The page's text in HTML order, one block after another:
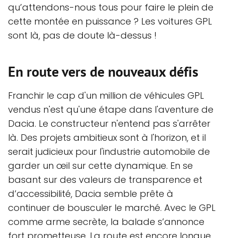
qu’attendons-nous tous pour faire le plein de
cette montée en puissance ? Les voitures GPL
sont là, pas de doute là-dessus !
En route vers de nouveaux défis
Franchir le cap d'un million de véhicules GPL
vendus n'est qu'une étape dans l'aventure de
Dacia. Le constructeur n'entend pas s'arrêter
là. Des projets ambitieux sont à l'horizon, et il
serait judicieux pour l'industrie automobile de
garder un œil sur cette dynamique. En se
basant sur des valeurs de transparence et
d’accessibilité, Dacia semble prête à
continuer de bousculer le marché. Avec le GPL
comme arme secrète, la balade s’annonce